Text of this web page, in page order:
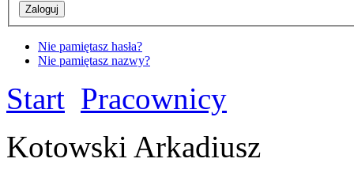
Nie pamiętasz hasła?
Nie pamiętasz nazwy?
Start Pracownicy
Kotowski Arkadiusz